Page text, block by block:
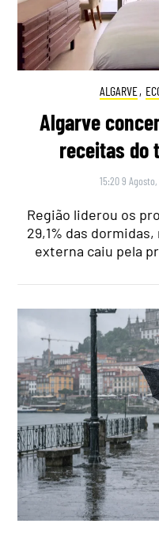
ALGARVE,
Algarve
receitas do
15:20 9
Região liderou os
29,1% das
externa caiu pela